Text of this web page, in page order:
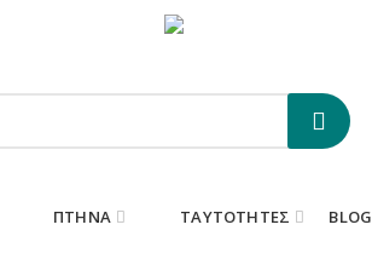
ΠΤΗΝΆ ΤΑΥΤΌΤΗΤΕΣ BLOG